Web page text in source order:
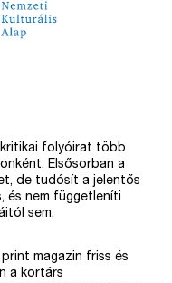
folyóirat több
Elsősorban a
de tudósít a jelentős
és nem függetleníti
sem.
magazin friss és
a kortárs